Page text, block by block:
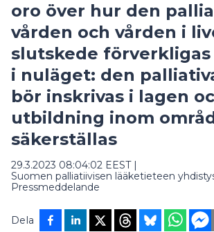
oro över hur den
vården och vården i
slutskede förverkligas
i nuläget: den
bör inskrivas i lagen
utbildning inom
säkerställas
29.3.2023 08:04:02 EEST|
Suomen palliatiivisen lääketieteen
Pressmeddelande
Dela